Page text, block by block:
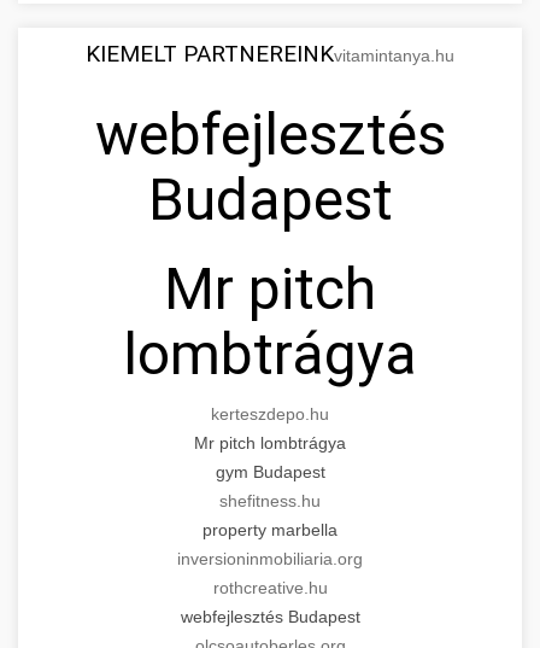
KIEMELT PARTNEREINKvitamintanya.hu
webfejlesztés
Budapest
Mr pitch
lombtrágya
kerteszdepo.hu
Mr pitch lombtrágya
gym Budapest
shefitness.hu
property marbella
inversioninmobiliaria.org
rothcreative.hu
webfejlesztés Budapest